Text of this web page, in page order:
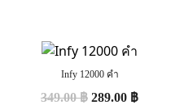
Infy 12000 คำ
349.00฿ 289.00 ฿